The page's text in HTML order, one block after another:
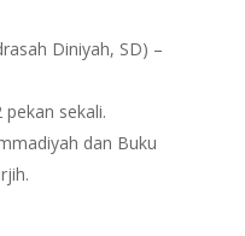
Diniyah, SD) –
sekali.
dan Buku